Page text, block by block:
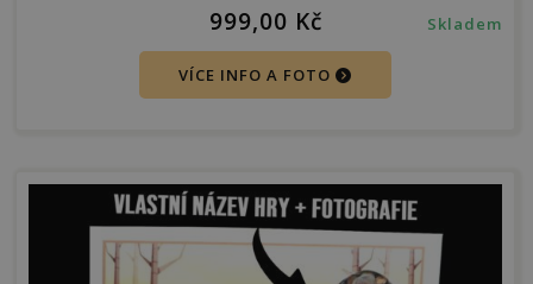
5.00
z 5
999,00 Kč Skladem
VÍCE INFO A FOTO